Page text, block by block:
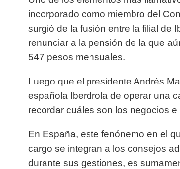
incorporado como miembro del
surgió de la fusión entre la filial de
renunciar a la pensión de la que
547 pesos mensuales.
Luego que el presidente Andrés
española Iberdrola de operar una
recordar cuáles son los negocios
En España, este fenónemo en el
cargo se integran a los consejos
durante sus gestiones, es